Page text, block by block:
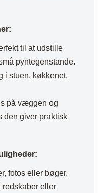
til at udstille
pyntegenstande.
i stuen, køkkenet,
på væggen og
den giver praktisk
fotos eller bøger.
redskaber eller